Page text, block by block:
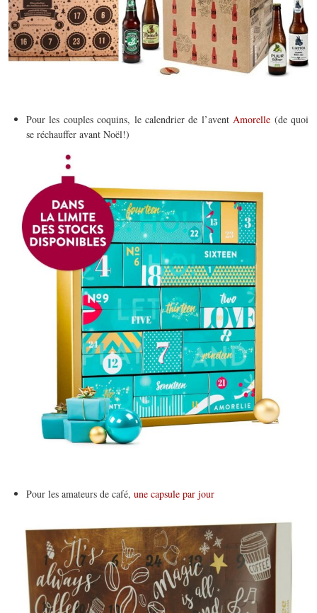
Pour les couples coquins, le calendrier de l’avent Amorelle (de quoi
se réchauffer avant Noël!)
Pour les amateurs de café, une capsule par jour